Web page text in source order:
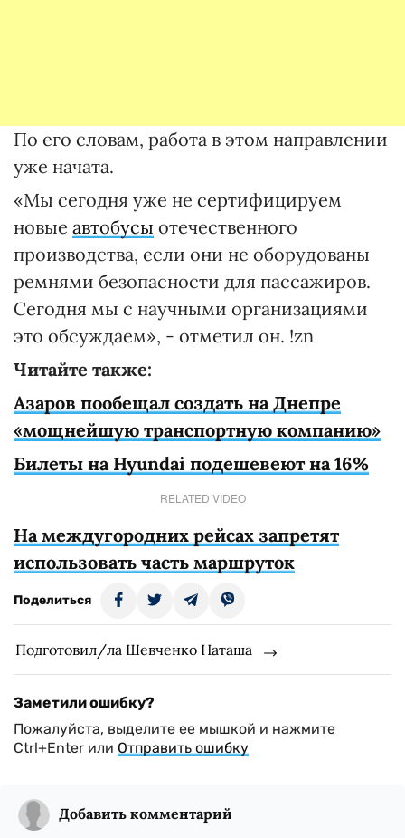
По его словам, работа в этом направлении
уже начата.
«Мы сегодня уже не сертифицируем
новые автобусы отечественного
производства, если они не оборудованы
ремнями безопасности для пассажиров.
Сегодня мы с научными организациями
это обсуждаем», - отметил он. !zn
Читайте также:
Азаров пообещал создать на Днепре
«мощнейшую транспортную компанию»
Билеты на Hyundai подешевеют на 16%
RELATED VIDEO
На междугородних рейсах запретят
использовать часть маршруток
Поделиться
Подготовил/ла Шевченко Наташа
Заметили ошибку?
Пожалуйста, выделите ее мышкой и нажмите
Ctrl+Enter или Отправить ошибку
Добавить комментарий